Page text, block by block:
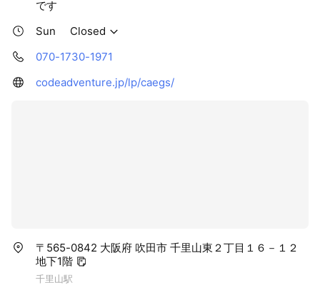
です
Sun
Closed
070-1730-1971
codeadventure.jp/lp/caegs/
〒565-0842 大阪府 吹田市 千里山東２丁目１６－１２
地下1階
千里山駅